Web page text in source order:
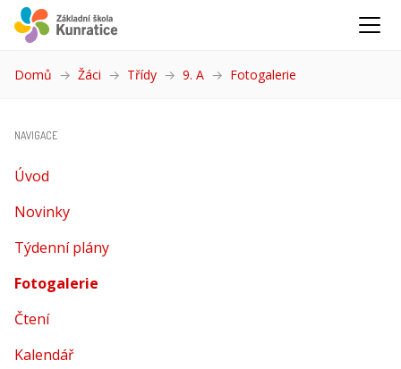
Domů Žáci Třídy 9. A Fotogalerie
NAVIGACE
Úvod
Novinky
Týdenní plány
Fotogalerie
Čtení
Kalendář